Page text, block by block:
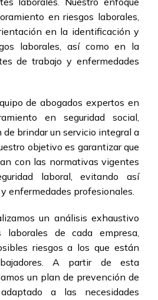
en riesgos laborales,
en la identificación y
laborales, así como en la
de trabajo y enfermedades
de abogados expertos en
en seguridad social,
de brindar un servicio integral a
objetivo es garantizar que
con las normativas vigentes
laboral, evitando así
enfermedades profesionales.
un análisis exhaustivo
laborales de cada empresa,
riesgos a los que están
A partir de esta
un plan de prevención de
a las necesidades